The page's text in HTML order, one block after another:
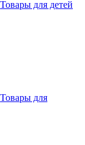
Товары для детей
Товары для